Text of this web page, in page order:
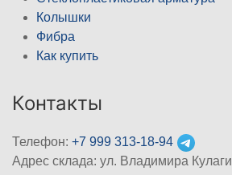
Колышки
Фибра
Как купить
Контакты
Телефон: +7 999 313-18-94
Адрес склада: ул. Владимира